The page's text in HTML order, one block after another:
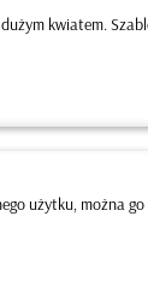
kwiatem.
użytku, można go